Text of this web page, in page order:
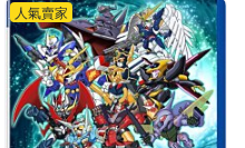
人氣賣家